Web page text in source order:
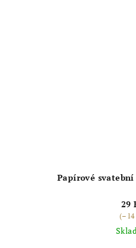
Papírové svatební
29
(–14